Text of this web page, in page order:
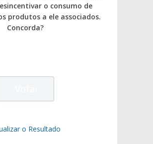
o consumo de
produtos a ele associados.
Concorda?
o Resultado